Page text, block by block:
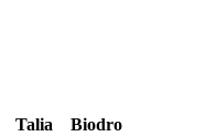
Talia
Biodro